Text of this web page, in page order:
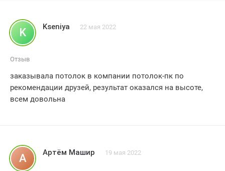
K Kseniya 22 мая 2022
Отзыв
заказывала потолок в компании потолок-пк по
рекомендации друзей, результат оказался на высоте,
всем довольна
А Артём Машир 19 мая 2022